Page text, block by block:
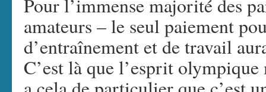
Pour l’immense majorité des
amateurs – le seul paiement
d’entraînement et de travail
C’est là que l’esprit